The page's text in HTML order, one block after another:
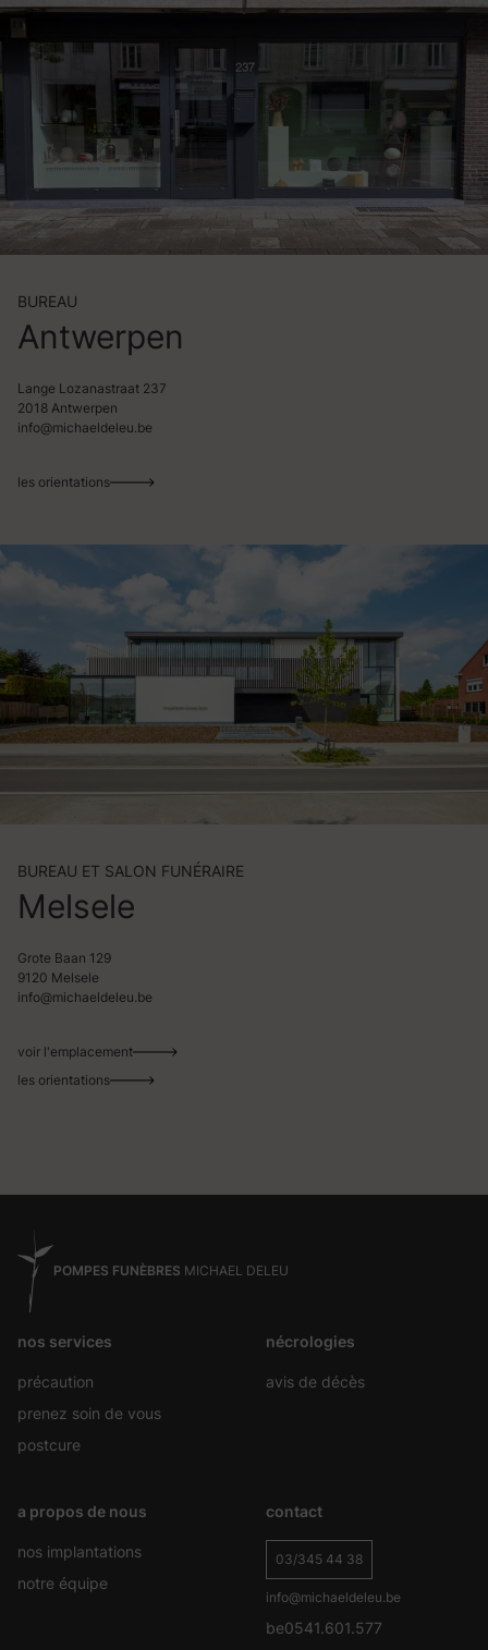
BUREAU
Antwerpen
Lange Lozanastraat 237
2018 Antwerpen
info@michaeldeleu.be
les orientations
BUREAU ET SALON FUNÉRAIRE
Melsele
Grote Baan 129
9120 Melsele
info@michaeldeleu.be
voir l'emplacement
les orientations
POMPES FUNÈBRES MICHAEL DELEU
nos services
précaution
prenez soin de vous
postcure
nécrologies
avis de décès
a propos de nous
nos implantations
notre équipe
contact
03/345 44 38
info@michaeldeleu.be
be0541.601.577